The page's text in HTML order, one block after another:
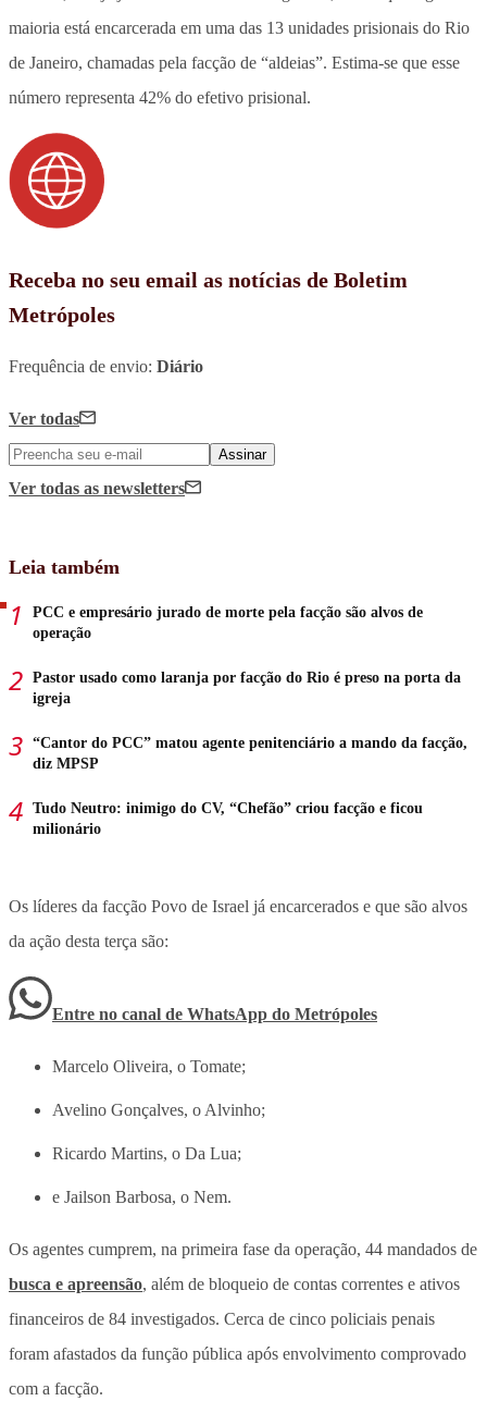
maioria está encarcerada em uma das 13 unidades prisionais do Rio
de Janeiro, chamadas pela facção de “aldeias”. Estima-se que esse
número representa 42% do efetivo prisional.
Receba no seu email as notícias de Boletim
Metrópoles
Frequência de envio: Diário
Ver todas
Assinar
Ver todas as newsletters
Leia também
PCC e empresário jurado de morte pela facção são alvos de
operação
Pastor usado como laranja por facção do Rio é preso na porta da
igreja
“Cantor do PCC” matou agente penitenciário a mando da facção,
diz MPSP
Tudo Neutro: inimigo do CV, “Chefão” criou facção e ficou
milionário
Os líderes da facção Povo de Israel já encarcerados e que são alvos
da ação desta terça são:
Entre no canal de WhatsApp do Metrópoles
Marcelo Oliveira, o Tomate;
Avelino Gonçalves, o Alvinho;
Ricardo Martins, o Da Lua;
e Jailson Barbosa, o Nem.
Os agentes cumprem, na primeira fase da operação, 44 mandados de
busca e apreensão, além de bloqueio de contas correntes e ativos
financeiros de 84 investigados. Cerca de cinco policiais penais
foram afastados da função pública após envolvimento comprovado
com a facção.